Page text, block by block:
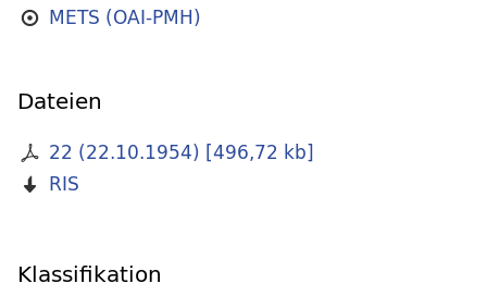
METS (OAI-PMH)
Dateien
22 (22.10.1954) [496,72 kb]
RIS
Klassifikation